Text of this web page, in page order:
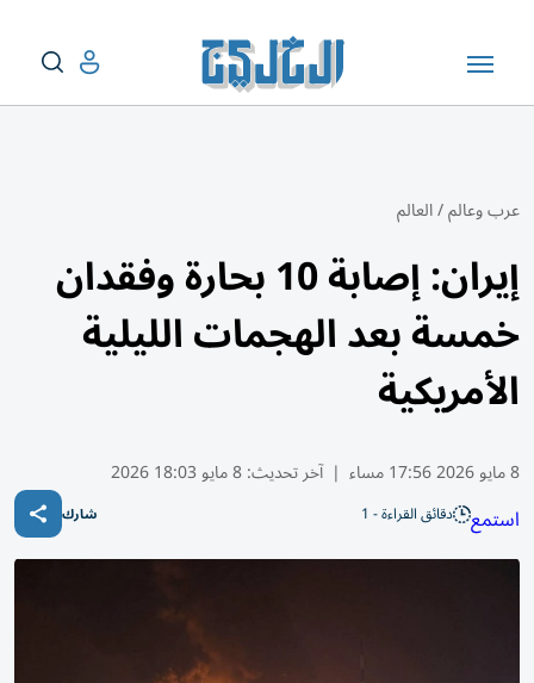
عرب وعالم/العالم
إيران: إصابة 10 بحارة وفقدان
خمسة بعد الهجمات الليلية
الأمريكية
8 مايو 2026 17:56 مساء | آخر تحديث:8 مايو 18:03 2026
استمع دقائق القراءة - 1 شارك